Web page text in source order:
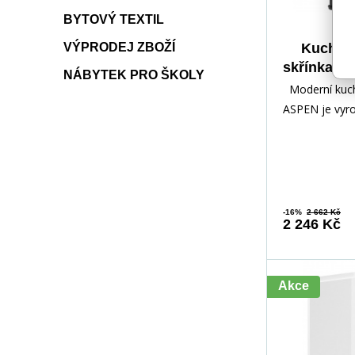
BYTOVÝ TEXTIL
VÝPRODEJ ZBOŽÍ
NÁBYTEK PRO ŠKOLY
skřínka -
- Pravá,
Moderní
ASPEN je
-16% 2 662 Kč
2 246 Kč
Akce